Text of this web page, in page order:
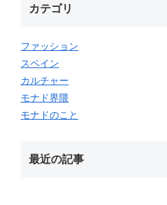
カテゴリ
ファッション
スペイン
カルチャー
モナド界隈
モナドのこと
最近の記事